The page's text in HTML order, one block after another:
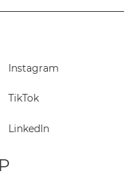
Instagram
TikTok
LinkedIn